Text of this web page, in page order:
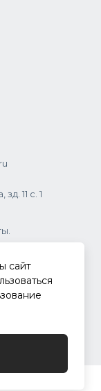
11 с. 1
сайт